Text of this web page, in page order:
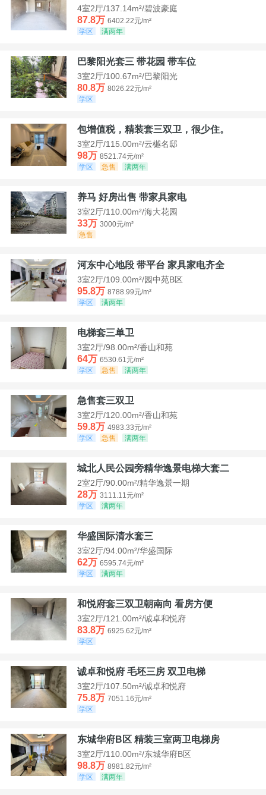
4室2厅/137.14m²/碧波豪庭
87.8万 6402.22元/m²
学区
满两年
巴黎阳光套三 带花园 带车位
3室2厅/100.67m²/巴黎阳光
80.8万 8026.22元/m²
学区
包增值税，精装套三双卫，很少住。
3室2厅/115.00m²/云樾名邸
98万 8521.74元/m²
学区
急售 满两年
养马 好房出售 带家具家电
3室2厅/110.00m²/海大花园
33万 3000元/m²
急售
河东中心地段 带平台 家具家电齐全
3室2厅/109.00m²/园中苑B区
95.8万 8788.99元/m²
学区
满两年
电梯套三单卫
3室2厅/98.00m²/香山和苑
64万 6530.61元/m²
学区
急售 满两年
急售套三双卫
3室2厅/120.00m²/香山和苑
59.8万 4983.33元/m²
学区
急售 满两年
城北人民公园旁精华逸景电梯大套二
2室2厅/90.00m²/精华逸景一期
28万 3111.11元/m²
学区
满两年
华盛国际清水套三
3室2厅/94.00m²/华盛国际
62万 6595.74元/m²
学区
满两年
和悦府套三双卫朝南向 看房方便
3室2厅/121.00m²/诚卓和悦府
83.8万 6925.62元/m²
学区
诚卓和悦府 毛坯三房 双卫电梯
3室2厅/107.50m²/诚卓和悦府
75.8万 7051.16元/m²
学区
东城华府B区 精装三室两卫电梯房
3室2厅/110.00m²/东城华府B区
98.8万 8981.82元/m²
学区
满两年